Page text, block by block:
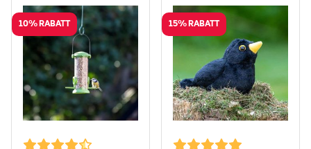
10% RABATT 15% RABATT